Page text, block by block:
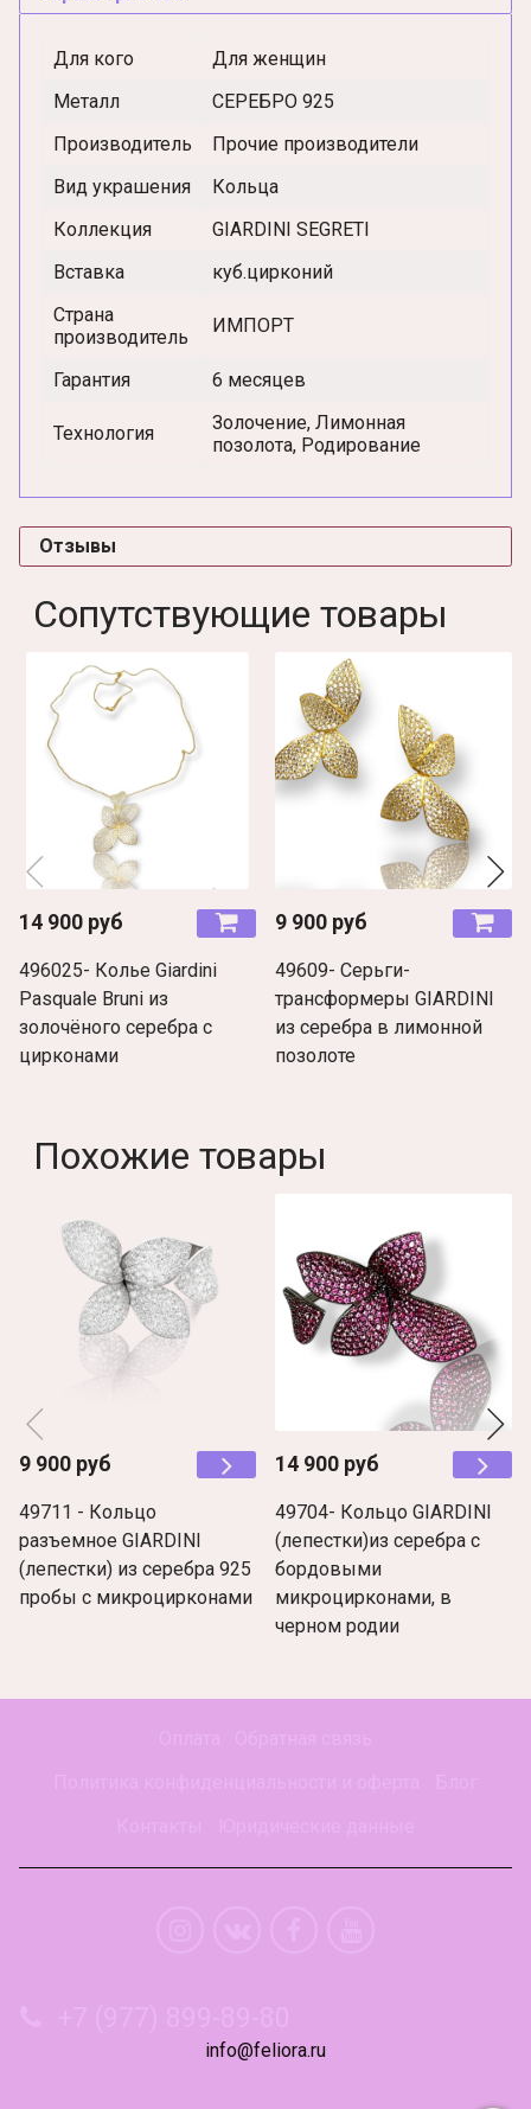
Для кого
Для женщин
Металл
СЕРЕБРО 925
Производитель
Прочие производители
Вид украшения
Кольца
Коллекция
GIARDINI SEGRETI
Вставка
куб.цирконий
Страна
производитель
ИМПОРТ
Гарантия 6 месяцев
Технология
Золочение, Лимонная
позолота, Родирование
Отзывы
Сопутствующие товары
14 900 руб
496025- Колье Giardini
Pasquale Bruni из
золочёного серебра с
цирконами
9 900 руб
49609- Серьги-
трансформеры GIARDINI
из серебра в лимонной
позолоте
Похожие товары
9 900 руб
49711 - Кольцо
разъемное GIARDINI
(лепестки) из серебра 925
пробы с микроцирконами
14 900 руб
49704- Кольцо GIARDINI
(лепестки)из серебра с
бордовыми
микроцирконами, в
черном родии
info@feliora.ru